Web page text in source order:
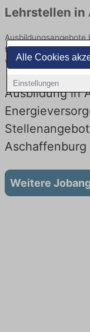
Alle Cookies
Einstellungen
Lehrstellen in
finden Sie von
von Top-
Ausbildung in
Aschaffenburg
Weitere